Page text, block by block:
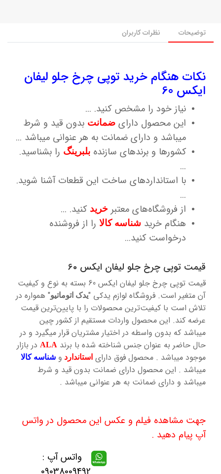
توضیحات نظرات کاربران
نکات هنگام خرید توپی چرخ جلو لیفان
ایکس 60
نیاز خود را مشخص کنید. ...
این محصول دارای ضمانت بدون قید و شرط
میباشد و دارای ضمانت به هر عنوانی میباشد ...
کشورها و برندهای سازنده بلبرینگ را بشناسید.
...
با استانداردهای ساخت این قطعات آشنا شوید.
...
از فروشگاه‌های معتبر خرید کنید. ...
هنگام خرید شناسه کالا را از فروشنده
درخواست کنید...
قیمت توپی چرخ جلو لیفان ایکس 60
قیمت توپی چرخ جلو لیفان ایکس 60 بسته به نوع و کیفیت
آن متغیر است. فروشگاه لوازم یدکی "یدک اتوماتیو" همواره در
تلاش است با کیفیت‌ترین محصولات را با پایین‌ترین قیمت
عرضه کند. این محصول واردات مستقیم از کشور چین
میباشد که بدون واسطه در اختیار مشتریان قرار میگیرد و در
حال حاضر به عنوان جنس شناخته شده با برند ALA در بازار
موجود میباشد . محصول فوق دارای استاندارد و شناسه کالا
میباشد . این محصول دارای ضمانت بدون قید و شرط
میباشد و دارای ضمانت به هر عنوانی میباشد .
جهت مشاهده فیلم و عکس این محصول در واتس
آپ پیام دهید .
واتس آپ :